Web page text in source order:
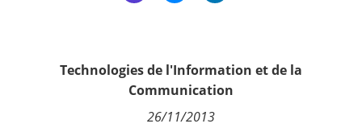
Technologies de l'Information et de la
Communication
26/11/2013